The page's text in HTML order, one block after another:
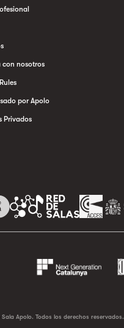
con nosotros
por Apolo
Privados
Apolo. Todos los derechos reservados.